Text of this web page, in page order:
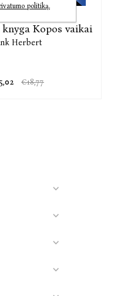
knyga Kopos vaikai
Herbert
€18,77
politiką.